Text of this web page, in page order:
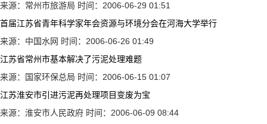
来源：常州市旅游局 时间：2006-06-29 01:51
首届江苏省青年科学家年会资源与环境分会在河海大学举行
来源：中国水网 时间：2006-06-26 01:49
江苏省常州市基本解决了污泥处理难题
来源：国家环保总局 时间：2006-06-15 01:07
江苏淮安市引进污泥再处理项目变废为宝
来源：淮安市人民政府 时间：2006-06-09 08:44